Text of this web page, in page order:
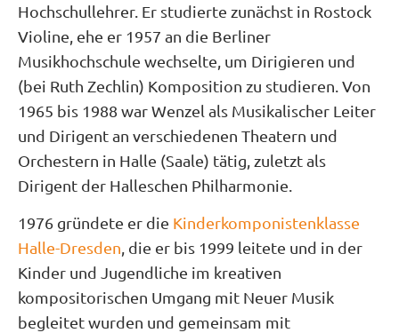
Hochschullehrer. Er studierte zunächst in Rostock
Violine, ehe er 1957 an die Berliner
Musikhochschule wechselte, um Dirigieren und
(bei Ruth Zechlin) Komposition zu studieren. Von
1965 bis 1988 war Wenzel als Musikalischer Leiter
und Dirigent an verschiedenen Theatern und
Orchestern in Halle (Saale) tätig, zuletzt als
Dirigent der Halleschen Philharmonie.
1976 gründete er die Kinderkomponistenklasse
Halle-Dresden, die er bis 1999 leitete und in der
Kinder und Jugendliche im kreativen
kompositorischen Umgang mit Neuer Musik
begleitet wurden und gemeinsam mit